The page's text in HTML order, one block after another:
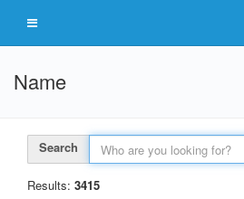
Name
Search
Results: 3415